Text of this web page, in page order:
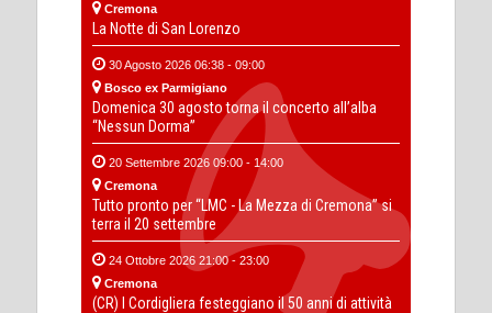
Cremona
La Notte di San Lorenzo
30 Agosto 2026 06:38 - 09:00
Bosco ex Parmigiano
Domenica 30 agosto torna il concerto all’alba
“Nessun Dorma”
20 Settembre 2026 09:00 - 14:00
Cremona
Tutto pronto per “LMC - La Mezza di Cremona” si
terra il 20 settembre
24 Ottobre 2026 21:00 - 23:00
Cremona
(CR) I Cordigliera festeggiano il 50 anni di attività